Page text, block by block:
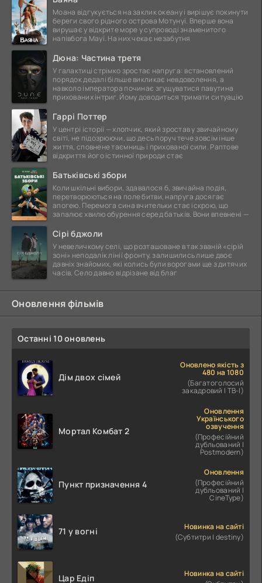
Моана відгукується на заклик океану і вирішує покинути
береги свого рідного острова Мотунуї. Вперше вона
вирушає у відкрите море у супроводі знаменитого
напівбога Мауї. На них чекає незабутня
Дюна: Частина третя
У галактиці стрімко зростає напруга: встановлений
порядок дедалі більше викликає невдоволення, а
навколо імператора починає згущуватися павутина
прихованих інтриг. Йому доводиться тримати ситуацію
Гаррі Поттер
У центрі історії — хлопчик, який зростав у звичайному
світі, не підозрюючи, що десь поруч тече зовсім інше
життя, сповнене таємниць і прихованої сили. Раптове
відкриття його істинної природи стає
Батьківські збори
Коли шкільні вибори, здавалося б, звичайна подія,
перетворюються на поле битви, напруга досягає
апогею. Перемога сина вчительки стає іскрою, що
запалює хвилю обурення серед батьків. Вони впевнені —
Сірі бджоли
У невеличкому селі, що розташоване в так званій «сірій
зоні» неподалік лінії фронту, залишились лише двоє
давніх знайомих, які колись були ворогами ще з дитячих
часів. Село давно відрізане від благ
Оновлення фільмів
Останні 10 оновлень
Дім двох сімей
Оновлено якість з
480 на 1080
(Багатоголосий
закадровий | ТВ-І)
Мортал Комбат 2
Оновлення
Українського
озвучення
(Професійний
дубльований |
Postmodern)
Пункт призначення 4
Оновлення
(Професійний
дубльований |
CineType)
71 у вогні
Новинка на сайті
(Субтитри | destiny)
Цар Едіп
Новинка на сайті